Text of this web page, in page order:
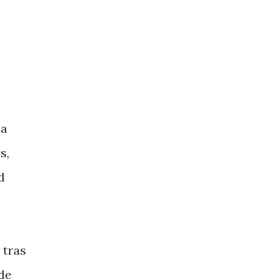
tras